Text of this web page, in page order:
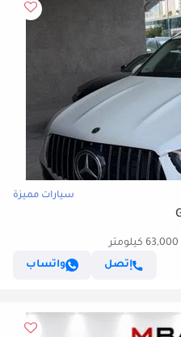
سيارات مميزة
63,000 كيلومتر
إتصل
واتساب